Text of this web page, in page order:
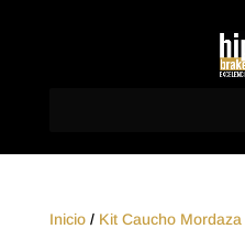
Inicio/ Kit Caucho Mordaza